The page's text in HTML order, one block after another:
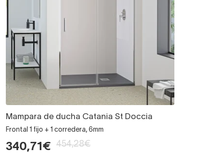
Mampara de ducha Catania St Doccia
Frontal 1 fijo + 1 corredera, 6mm
340,71€ 454,28€